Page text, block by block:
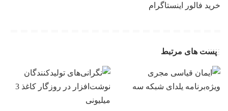
خرید فالور اینستاگرام
پست های مرتبط